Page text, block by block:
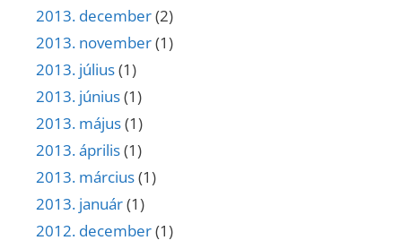
2013. december(2)
2013. november(1)
2013. július(1)
2013. június(1)
2013. május(1)
2013. április(1)
2013. március(1)
2013. január(1)
2012. december(1)